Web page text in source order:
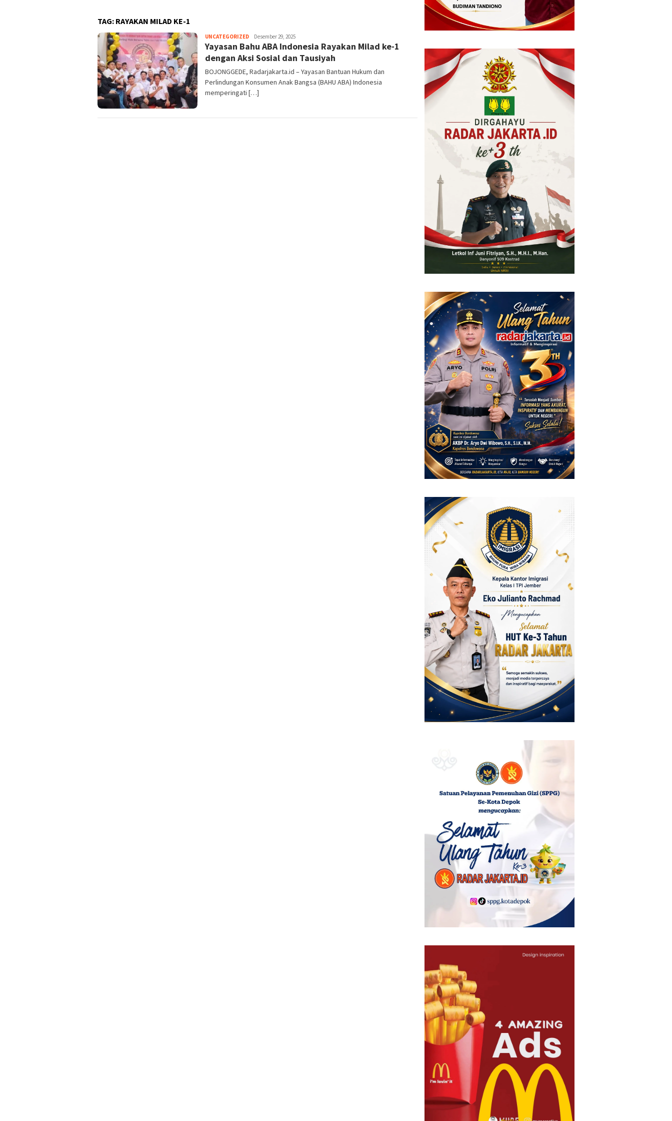
TAG: RAYAKAN MILAD KE-1
UNCATEGORIZED ekaDesember 29, 2025
Yayasan Bahu ABA Indonesia Rayakan Milad ke-1
dengan Aksi Sosial dan Tausiyah
BOJONGGEDE, Radarjakarta.id – Yayasan Bantuan Hukum dan
Perlindungan Konsumen Anak Bangsa (BAHU ABA) Indonesia
memperingati […]